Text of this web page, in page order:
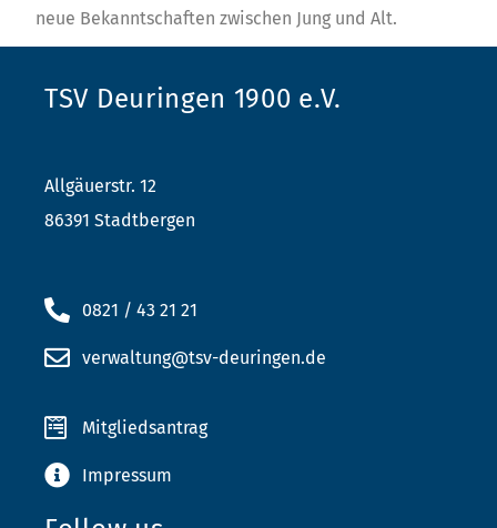
neue Bekanntschaften zwischen Jung und Alt.
TSV Deuringen 1900 e.V.
Allgäuerstr. 12
86391 Stadtbergen
0821 / 43 21 21
verwaltung@tsv-deuringen.de
Mitgliedsantrag
Impressum